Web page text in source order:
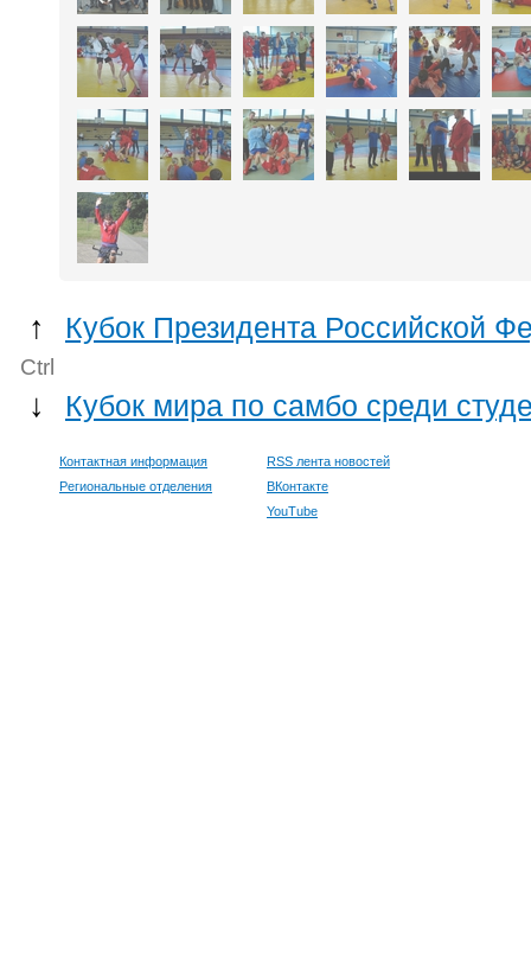
↑ Кубок Президента Российской
Ctrl
↓ Кубок мира по самбо среди
Контактная информация
Региональные отделения
RSS лента новостей
ВКонтакте
YouTube